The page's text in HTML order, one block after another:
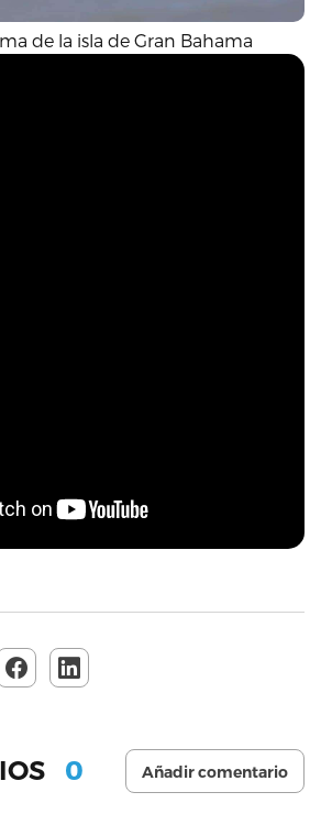
de la isla de Gran Bahama
0 Añadir comentario